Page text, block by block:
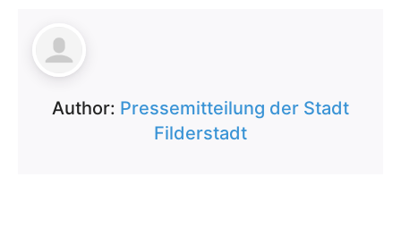
Author: Pressemitteilung der Stadt
Filderstadt